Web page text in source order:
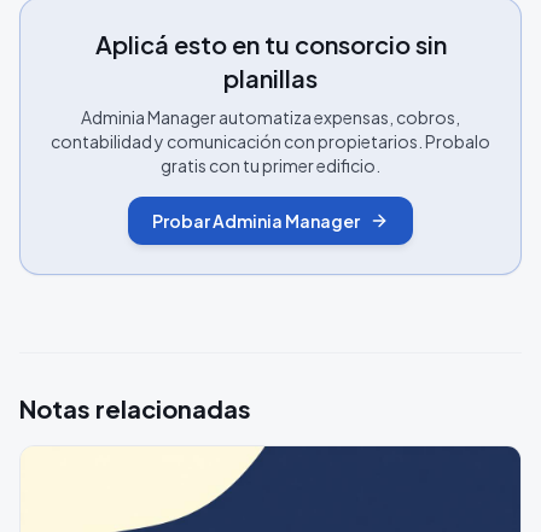
Aplicá esto en tu consorcio sin
planillas
Adminia Manager automatiza expensas, cobros,
contabilidad y comunicación con propietarios. Probalo
gratis con tu primer edificio.
Probar Adminia Manager
Notas relacionadas